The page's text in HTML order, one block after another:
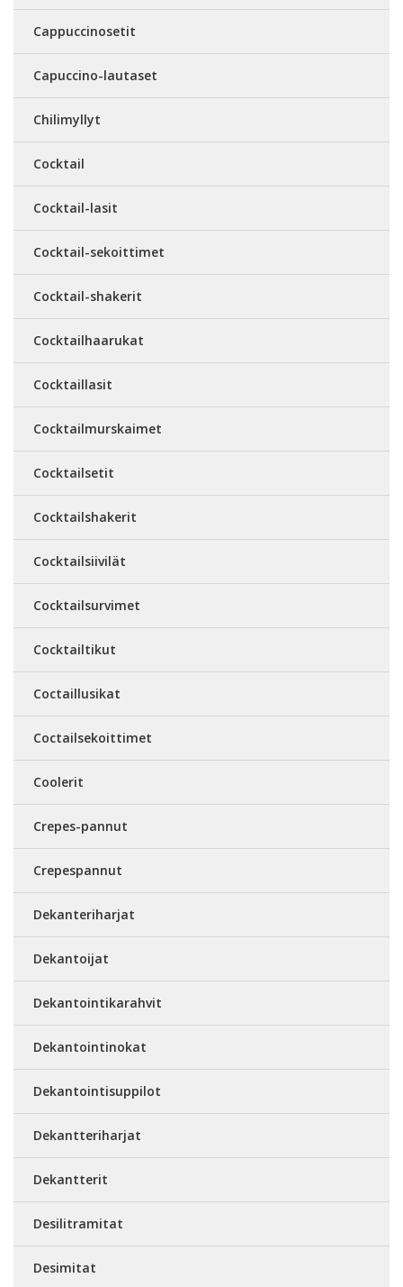
Cappuccinosetit
Capuccino-lautaset
Chilimyllyt
Cocktail
Cocktail-lasit
Cocktail-sekoittimet
Cocktail-shakerit
Cocktailhaarukat
Cocktaillasit
Cocktailmurskaimet
Cocktailsetit
Cocktailshakerit
Cocktailsiivilät
Cocktailsurvimet
Cocktailtikut
Coctaillusikat
Coctailsekoittimet
Coolerit
Crepes-pannut
Crepespannut
Dekanteriharjat
Dekantoijat
Dekantointikarahvit
Dekantointinokat
Dekantointisuppilot
Dekantteriharjat
Dekantterit
Desilitramitat
Desimitat